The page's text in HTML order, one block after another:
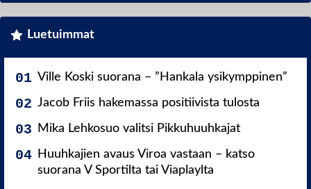
Luetuimmat
Ville Koski suorana – ”Hankala ysikymppinen”
Jacob Friis hakemassa positiivista tulosta
Mika Lehkosuo valitsi Pikkuhuuhkajat
Huuhkajien avaus Viroa vastaan – katso
suorana V Sportilta tai Viaplaylta